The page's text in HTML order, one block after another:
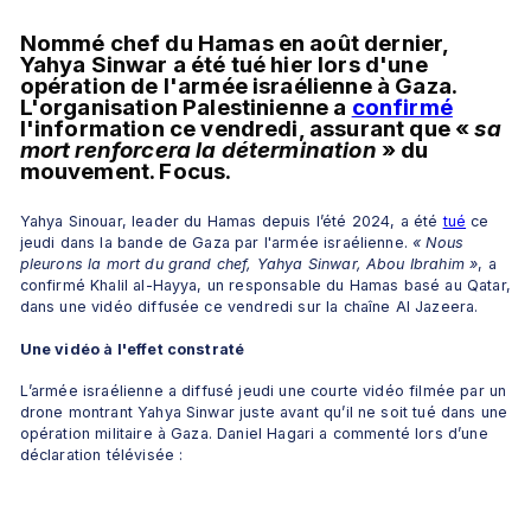
Nommé chef du Hamas en août dernier,
Yahya Sinwar a été tué hier lors d'une
opération de l'armée israélienne à Gaza.
L'organisation Palestinienne a confirmé
l'information ce vendredi, assurant que « sa
mort renforcera la détermination » du
mouvement. Focus.
Yahya Sinouar, leader du Hamas depuis l’été 2024, a été tué ce
jeudi dans la bande de Gaza par l'armée israélienne. « Nous
pleurons la mort du grand chef, Yahya Sinwar, Abou Ibrahim », a
confirmé Khalil al-Hayya, un responsable du Hamas basé au Qatar,
dans une vidéo diffusée ce vendredi sur la chaîne Al Jazeera.
Une vidéo à l'effet constraté
L’armée israélienne a diffusé jeudi une courte vidéo filmée par un
drone montrant Yahya Sinwar juste avant qu’il ne soit tué dans une
opération militaire à Gaza. Daniel Hagari a commenté lors d’une
déclaration télévisée :